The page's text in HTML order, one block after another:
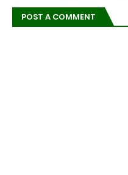
POST A COMMENT